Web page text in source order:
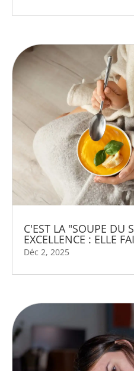
C'EST LA "SOUPE DU
EXCELLENCE : ELLE
Déc 2, 2025